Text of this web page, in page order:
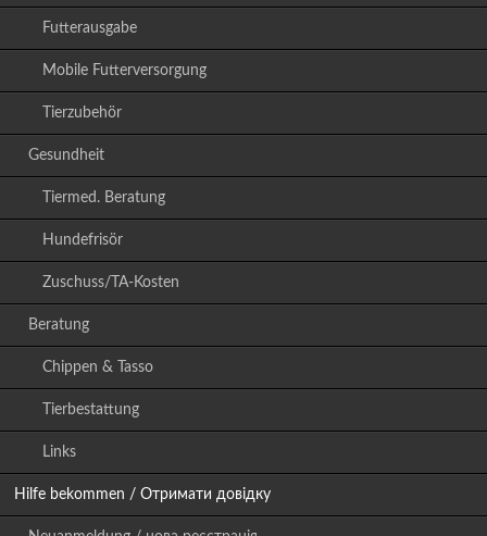
Futterausgabe
Mobile Futterversorgung
Tierzubehör
Gesundheit
Tiermed. Beratung
Hundefrisör
Zuschuss/TA-Kosten
Beratung
Chippen & Tasso
Tierbestattung
Links
Hilfe bekommen / Отримати довідку